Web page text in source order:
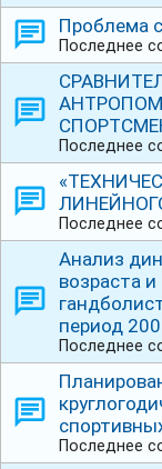
Проблема
Последнее
Последнее
Последнее
Анализ
возраста
период
Последнее
Последнее